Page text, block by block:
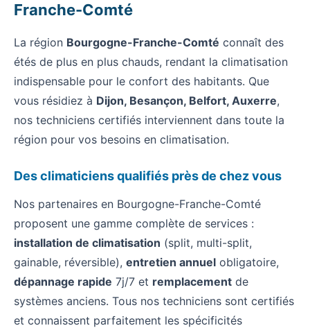
Franche-Comté
La région Bourgogne-Franche-Comté connaît des
étés de plus en plus chauds, rendant la climatisation
indispensable pour le confort des habitants. Que
vous résidiez à Dijon, Besançon, Belfort, Auxerre,
nos techniciens certifiés interviennent dans toute la
région pour vos besoins en climatisation.
Des climaticiens qualifiés près de chez vous
Nos partenaires en Bourgogne-Franche-Comté
proposent une gamme complète de services :
installation de climatisation (split, multi-split,
gainable, réversible), entretien annuel obligatoire,
dépannage rapide 7j/7 et remplacement de
systèmes anciens. Tous nos techniciens sont certifiés
et connaissent parfaitement les spécificités